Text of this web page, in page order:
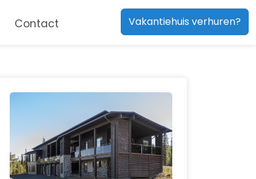
Contact Vakantiehuis verhuren?